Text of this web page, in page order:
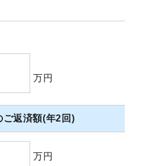
万円
ご返済額(年2回)
万円